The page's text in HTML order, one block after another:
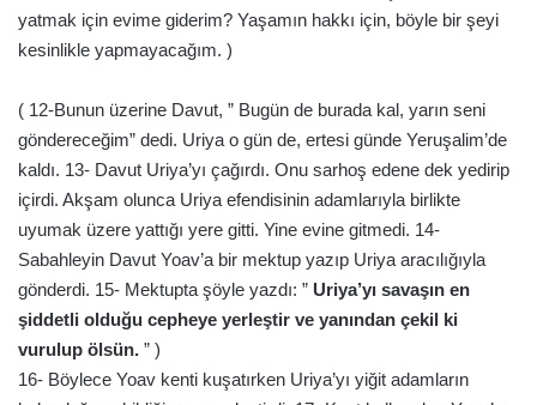
yatmak için evime giderim? Yaşamın hakkı için, böyle bir şeyi
kesinlikle yapmayacağım. )
( 12-Bunun üzerine Davut, ” Bugün de burada kal, yarın seni
göndereceğim” dedi. Uriya o gün de, ertesi günde Yeruşalim’de
kaldı. 13- Davut Uriya’yı çağırdı. Onu sarhoş edene dek yedirip
içirdi. Akşam olunca Uriya efendisinin adamlarıyla birlikte
uyumak üzere yattığı yere gitti. Yine evine gitmedi. 14-
Sabahleyin Davut Yoav’a bir mektup yazıp Uriya aracılığıyla
gönderdi. 15- Mektupta şöyle yazdı: ” Uriya’yı savaşın en
şiddetli olduğu cepheye yerleştir ve yanından çekil ki
vurulup ölsün. ” )
16- Böylece Yoav kenti kuşatırken Uriya’yı yiğit adamların